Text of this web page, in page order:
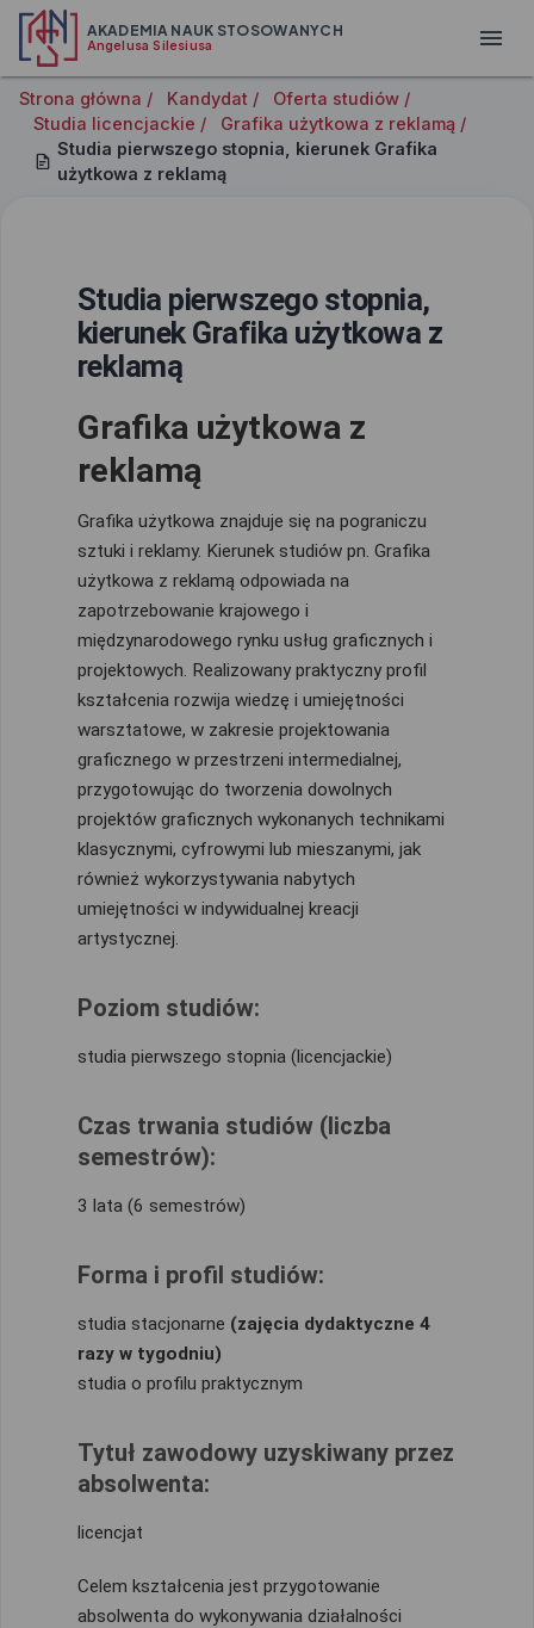
AKADEMIA NAUK STOSOWANYCH
Angelusa Silesiusa
Strona główna / Kandydat /
Oferta studiów /
Studia licencjackie /
Grafika użytkowa z reklamą /
Studia pierwszego stopnia, kierunek Grafika
użytkowa z reklamą
Studia pierwszego stopnia,
kierunek Grafika użytkowa z
reklamą
Grafika użytkowa z
reklamą
Grafika użytkowa znajduje się na pograniczu
sztuki i reklamy. Kierunek studiów pn. Grafika
użytkowa z reklamą odpowiada na
zapotrzebowanie krajowego i
międzynarodowego rynku usług graficznych i
projektowych. Realizowany praktyczny profil
kształcenia rozwija wiedzę i umiejętności
warsztatowe, w zakresie projektowania
graficznego w przestrzeni intermedialnej,
przygotowując do tworzenia dowolnych
projektów graficznych wykonanych technikami
klasycznymi, cyfrowymi lub mieszanymi, jak
również wykorzystywania nabytych
umiejętności w indywidualnej kreacji
artystycznej.
Poziom studiów:
studia pierwszego stopnia (licencjackie)
Czas trwania studiów (liczba
semestrów):
3 lata (6 semestrów)
Forma i profil studiów:
studia stacjonarne (zajęcia dydaktyczne 4
razy w tygodniu)
studia o profilu praktycznym
Tytuł zawodowy uzyskiwany przez
absolwenta:
licencjat
Celem kształcenia jest przygotowanie
absolwenta do wykonywania działalności